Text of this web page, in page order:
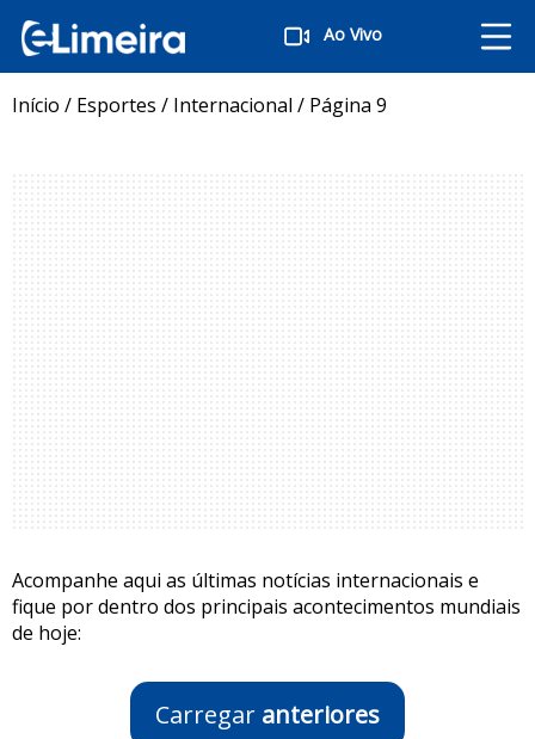
Ao Vivo
Início / Esportes / Internacional / Página 9
Acompanhe aqui as últimas notícias internacionais e
fique por dentro dos principais acontecimentos mundiais
de hoje:
Carregar anteriores